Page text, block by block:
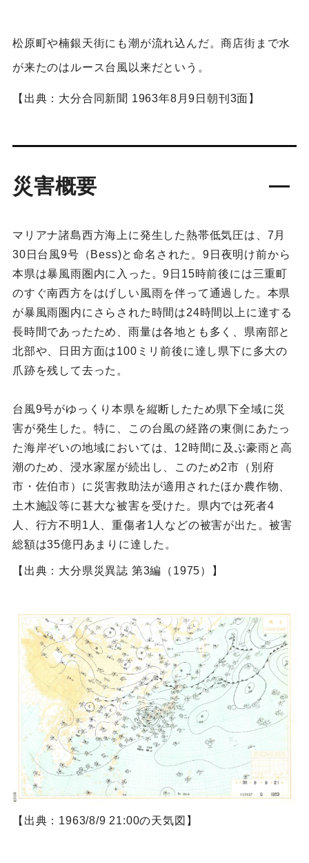
松原町や楠銀天街にも潮が流れ込んだ。商店街まで水
が来たのはルース台風以来だという。
【出典：大分合同新聞 1963年8月9日朝刊3面】
災害概要
マリアナ諸島西方海上に発生した熱帯低気圧は、7月
30日台風9号（Bess)と命名された。9日夜明け前から
本県は暴風雨圏内に入った。9日15時前後には三重町
のすぐ南西方をはげしい風雨を伴って通過した。本県
が暴風雨圏内にさらされた時間は24時間以上に達する
長時間であったため、雨量は各地とも多く、県南部と
北部や、日田方面は100ミリ前後に達し県下に多大の
爪跡を残して去った。
台風9号がゆっくり本県を縦断したため県下全域に災
害が発生した。特に、この台風の経路の東側にあたっ
た海岸ぞいの地域においては、12時間に及ぶ豪雨と高
潮のため、浸水家屋が続出し、このため2市（別府
市・佐伯市）に災害救助法が適用されたほか農作物、
土木施設等に甚大な被害を受けた。県内では死者4
人、行方不明1人、重傷者1人などの被害が出た。被害
総額は35億円あまりに達した。
【出典：大分県災異誌 第3編（1975）】
【出典：1963/8/9 21:00の天気図】